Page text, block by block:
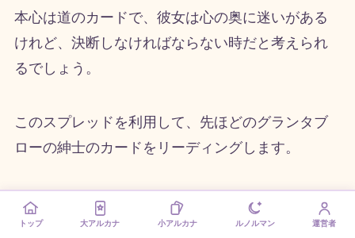
本心は道のカードで、彼女は心の奥に迷いがある
けれど、決断しなければならない時だと考えられ
るでしょう。
このスプレッドを利用して、先ほどのグランタブ
ローの紳士のカードをリーディングします。
過去は錨（いかり）のカードで、彼は仕事に熱中
していたのかもしれません。
トップ 大アルカナ 小アルカナ ルノルマン 運営者